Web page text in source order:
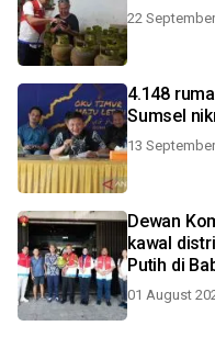
22
4.148
Sumsel
13
Dewan
kawal
Putih di
01 August